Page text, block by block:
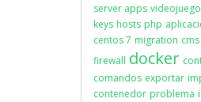
server apps
keys hosts php
centos 7 migration cms
firewall docker
comandos exportar
contenedor problema